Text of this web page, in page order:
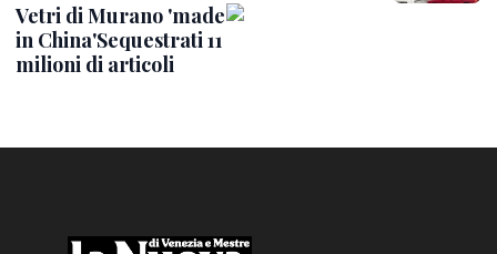
Vetri di Murano 'made
in China'Sequestrati 11
milioni di articoli